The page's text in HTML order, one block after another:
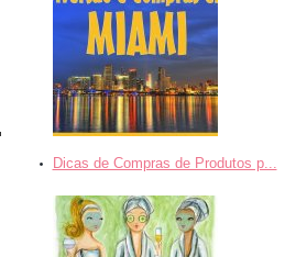
Dicas de Compras de Produtos p...